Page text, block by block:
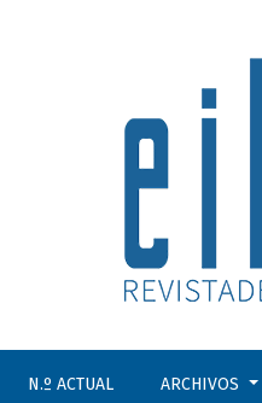
N.º ACTUAL ARCHIVOS